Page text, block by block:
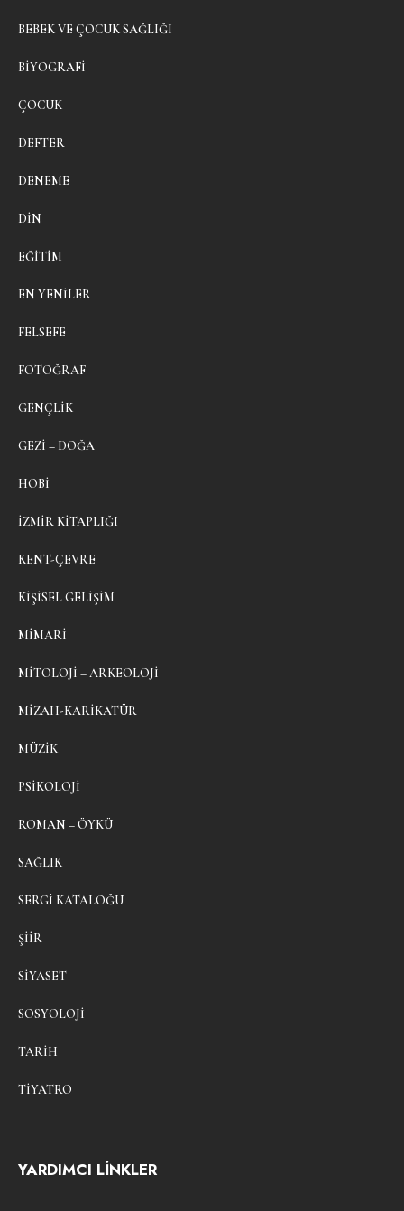
BEBEK VE ÇOCUK SAĞLIĞI
BIYOGRAFI
ÇOCUK
DEFTER
DENEME
DIN
EĞITIM
EN YENILER
FELSEFE
FOTOĞRAF
GENÇLIK
GEZI – DOĞA
HOBI
İZMIR KITAPLIĞI
KENT-ÇEVRE
KIŞISEL GELIŞIM
MIMARI
MITOLOJI – ARKEOLOJI
MIZAH-KARIKATÜR
MÜZIK
PSIKOLOJI
ROMAN – ÖYKÜ
SAĞLIK
SERGI KATALOĞU
ŞIIR
SIYASET
SOSYOLOJI
TARIH
TIYATRO
YARDIMCI LİNKLER